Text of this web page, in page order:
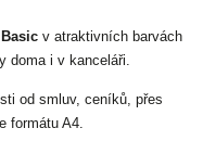
v atraktivních barvách
doma i v kanceláři.
od smluv, ceníků, přes
formátu A4.